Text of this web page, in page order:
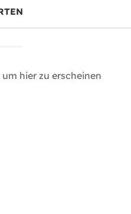
um hier zu erscheinen